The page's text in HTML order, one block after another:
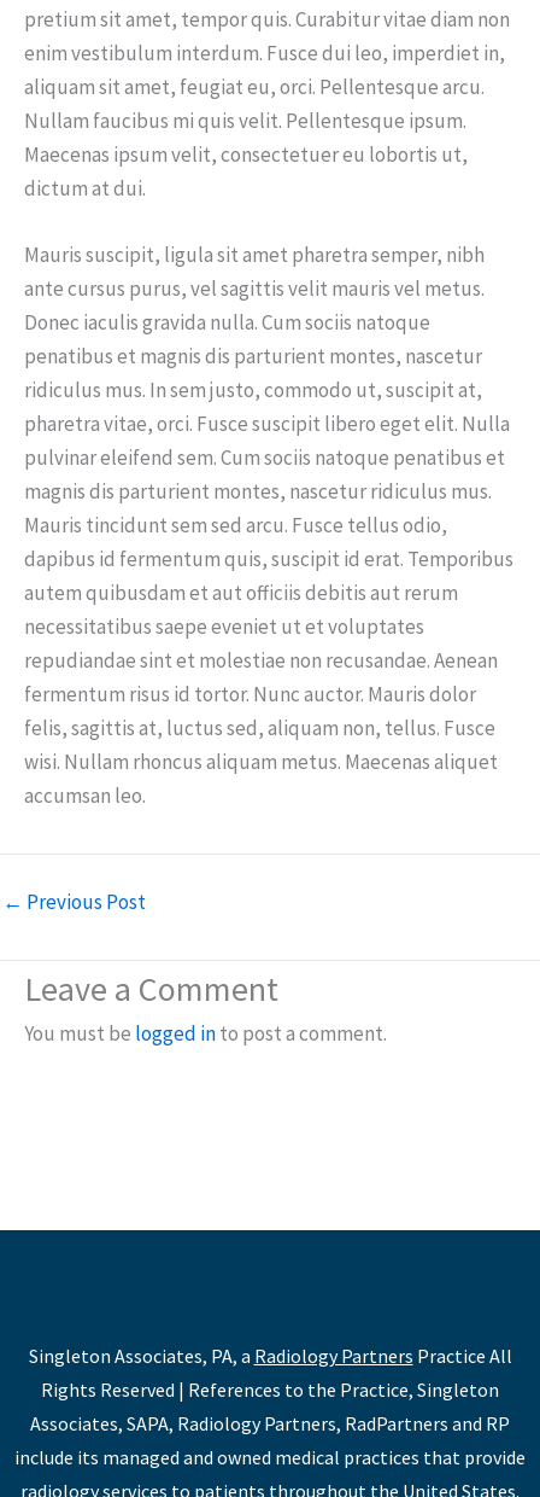
pretium sit amet, tempor quis. Curabitur vitae diam non
enim vestibulum interdum. Fusce dui leo, imperdiet in,
aliquam sit amet, feugiat eu, orci. Pellentesque arcu.
Nullam faucibus mi quis velit. Pellentesque ipsum.
Maecenas ipsum velit, consectetuer eu lobortis ut,
dictum at dui.
Mauris suscipit, ligula sit amet pharetra semper, nibh
ante cursus purus, vel sagittis velit mauris vel metus.
Donec iaculis gravida nulla. Cum sociis natoque
penatibus et magnis dis parturient montes, nascetur
ridiculus mus. In sem justo, commodo ut, suscipit at,
pharetra vitae, orci. Fusce suscipit libero eget elit. Nulla
pulvinar eleifend sem. Cum sociis natoque penatibus et
magnis dis parturient montes, nascetur ridiculus mus.
Mauris tincidunt sem sed arcu. Fusce tellus odio,
dapibus id fermentum quis, suscipit id erat. Temporibus
autem quibusdam et aut officiis debitis aut rerum
necessitatibus saepe eveniet ut et voluptates
repudiandae sint et molestiae non recusandae. Aenean
fermentum risus id tortor. Nunc auctor. Mauris dolor
felis, sagittis at, luctus sed, aliquam non, tellus. Fusce
wisi. Nullam rhoncus aliquam metus. Maecenas aliquet
accumsan leo.
← Previous Post
Leave a Comment
You must be logged into post a comment.
Singleton Associates, PA, a Radiology Partners Practice All
Rights Reserved | References to the Practice, Singleton
Associates, SAPA, Radiology Partners, RadPartners and RP
include its managed and owned medical practices that provide
radiology services to patients throughout the United States.